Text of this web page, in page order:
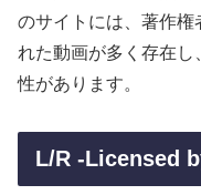
のサイトには、著作権
れた動画が多く存在
性があります。
L/R -Licensed